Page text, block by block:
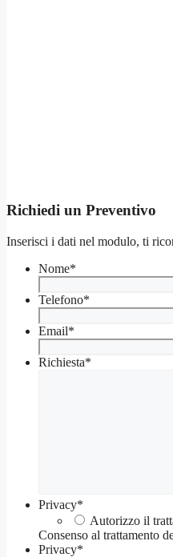
Richiedi un Preventivo
Inserisci i dati nel modulo, ti
Nome*
Telefono*
Email*
Richiesta*
Privacy*
Autorizzo il
Consenso al trattamento
Privacy*